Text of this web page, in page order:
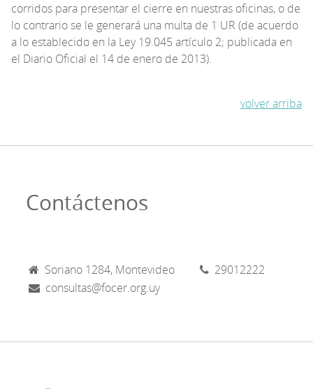
corridos para presentar el cierre en nuestras oficinas, o de
lo contrario se le generará una multa de 1 UR (de acuerdo
a lo establecido en la Ley 19.045 artículo 2; publicada en
el Diario Oficial el 14 de enero de 2013).
volver arriba
Contáctenos
Soriano 1284, Montevideo
29012222
consultas@focer.org.uy